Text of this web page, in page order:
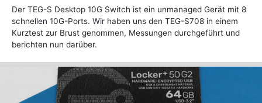
Der TEG-S Desktop 10G Switch ist ein unmanaged Gerät mit 8
schnellen 10G-Ports. Wir haben uns den TEG-S708 in einem
Kurztest zur Brust genommen, Messungen durchgeführt und
berichten nun darüber.